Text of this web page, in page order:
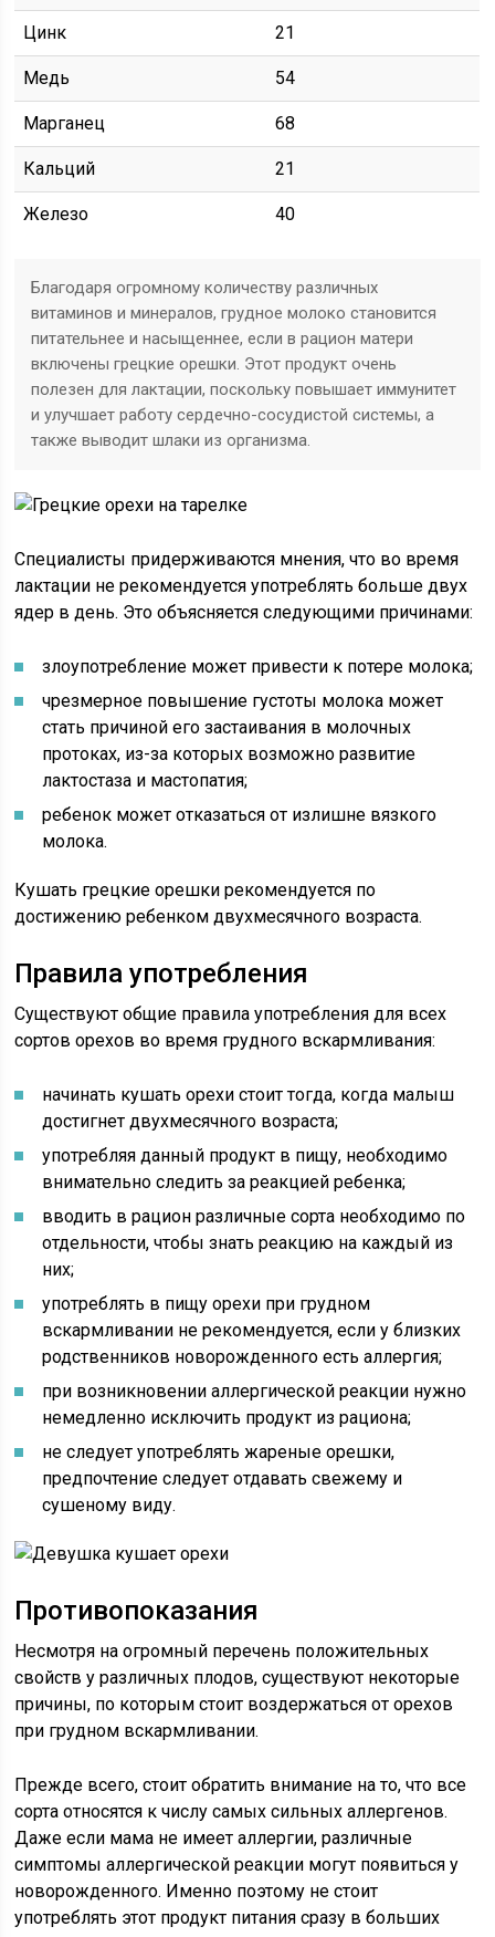
Цинк 21
Медь 54
Марганец 68
Кальций 21
Железо 40
Благодаря огромному количеству различных
витаминов и минералов, грудное молоко становится
питательнее и насыщеннее, если в рацион матери
включены грецкие орешки. Этот продукт очень
полезен для лактации, поскольку повышает иммунитет
и улучшает работу сердечно-сосудистой системы, а
также выводит шлаки из организма.
Специалисты придерживаются мнения, что во время
лактации не рекомендуется употреблять больше двух
ядер в день. Это объясняется следующими причинами:
злоупотребление может привести к потере молока;
чрезмерное повышение густоты молока может
стать причиной его застаивания в молочных
протоках, из-за которых возможно развитие
лактостаза и мастопатия;
ребенок может отказаться от излишне вязкого
молока.
Кушать грецкие орешки рекомендуется по
достижению ребенком двухмесячного возраста.
Правила употребления
Существуют общие правила употребления для всех
сортов орехов во время грудного вскармливания:
начинать кушать орехи стоит тогда, когда малыш
достигнет двухмесячного возраста;
употребляя данный продукт в пищу, необходимо
внимательно следить за реакцией ребенка;
вводить в рацион различные сорта необходимо по
отдельности, чтобы знать реакцию на каждый из
них;
употреблять в пищу орехи при грудном
вскармливании не рекомендуется, если у близких
родственников новорожденного есть аллергия;
при возникновении аллергической реакции нужно
немедленно исключить продукт из рациона;
не следует употреблять жареные орешки,
предпочтение следует отдавать свежему и
сушеному виду.
Противопоказания
Несмотря на огромный перечень положительных
свойств у различных плодов, существуют некоторые
причины, по которым стоит воздержаться от орехов
при грудном вскармливании.
Прежде всего, стоит обратить внимание на то, что все
сорта относятся к числу самых сильных аллергенов.
Даже если мама не имеет аллергии, различные
симптомы аллергической реакции могут появиться у
новорожденного. Именно поэтому не стоит
употреблять этот продукт питания сразу в больших